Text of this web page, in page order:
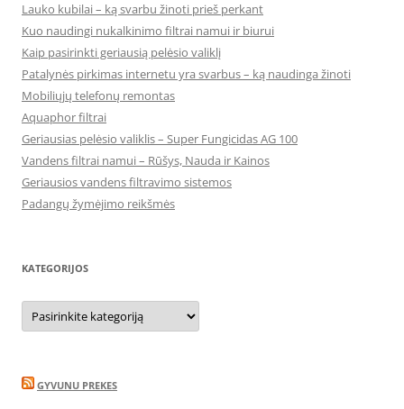
Lauko kubilai – ką svarbu žinoti prieš perkant
Kuo naudingi nukalkinimo filtrai namui ir biurui
Kaip pasirinkti geriausią pelėsio valiklį
Patalynės pirkimas internetu yra svarbus – ką naudinga žinoti
Mobiliųjų telefonų remontas
Aquaphor filtrai
Geriausias pelėsio valiklis – Super Fungicidas AG 100
Vandens filtrai namui – Rūšys, Nauda ir Kainos
Geriausios vandens filtravimo sistemos
Padangų žymėjimo reikšmės
KATEGORIJOS
Kategorijos
GYVUNU PREKES